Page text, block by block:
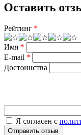
Оставить
Рейтинг *
Имя *
E-mail *
Достоинства
Я согласен с
Отправить отзыв